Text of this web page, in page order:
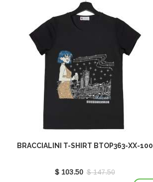
BRACCIALINI T-SHIRT BTOP363-XX-100
$ 103.50 $ 147.50